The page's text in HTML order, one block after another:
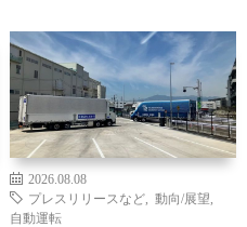
2026.08.08
プレスリリースなど
動向/展望
自動運転